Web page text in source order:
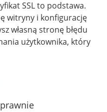
SSL to podstawa.
witryny i konfigurację
własną stronę błędu
użytkownika, który